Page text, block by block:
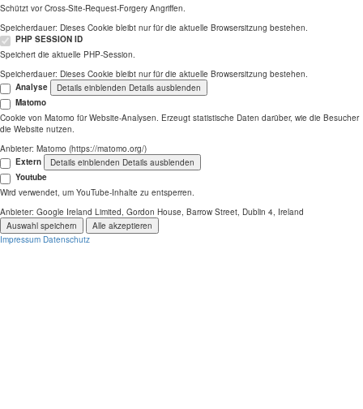
Schützt vor Cross-Site-Request-Forgery Angriffen.
Speicherdauer: Dieses Cookie bleibt nur für die aktuelle Browsersitzung bestehen.
PHP SESSION ID
Speichert die aktuelle PHP-Session.
Speicherdauer: Dieses Cookie bleibt nur für die aktuelle Browsersitzung bestehen.
Analyse
Details einblenden Details ausblenden
Matomo
Cookie von Matomo für Website-Analysen. Erzeugt statistische Daten darüber, wie die Besucher
die Website nutzen.
Anbieter: Matomo (https://matomo.org/)
Extern
Details einblenden Details ausblenden
Youtube
Wird verwendet, um YouTube-Inhalte zu entsperren.
Anbieter: Google Ireland Limited, Gordon House, Barrow Street, Dublin 4, Ireland
Auswahl speichern
Alle akzeptieren
Impressum Datenschutz